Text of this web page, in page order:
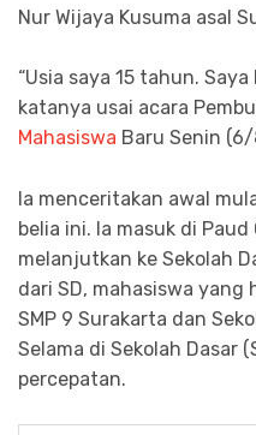
Nur Wijaya Kusuma asal
“Usia saya 15 tahun.
katanya usai acara
Mahasiswa Baru Senin
Ia menceritakan awal
belia ini. Ia masuk di
melanjutkan ke Sekolah
dari SD, mahasiswa yang
SMP 9 Surakarta dan
Selama di Sekolah Dasar
percepatan.